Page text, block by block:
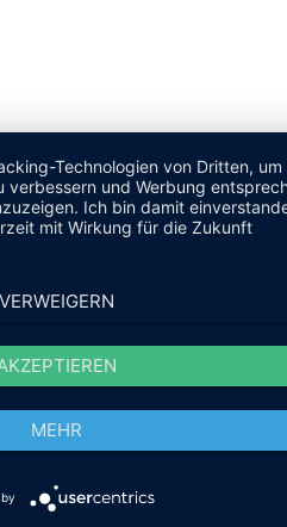
Technologien von Dritten, um
verbessern und Werbung
Ich bin damit
mit Wirkung für die Zukunft
VERWEIGERN
MEHR